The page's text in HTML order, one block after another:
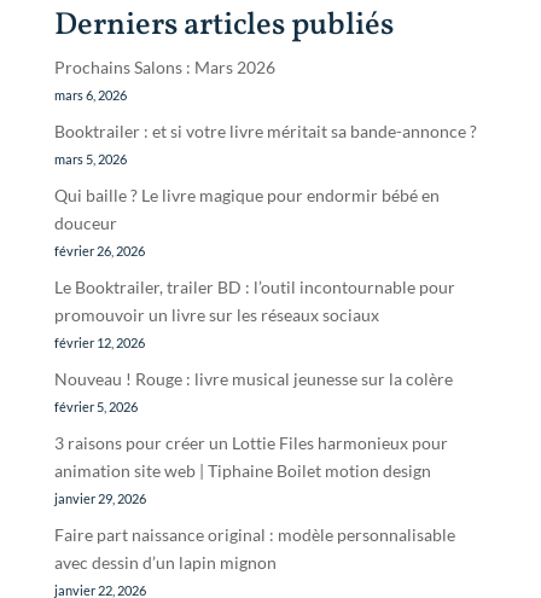
Derniers articles publiés
Prochains Salons : Mars 2026
mars 6, 2026
Booktrailer : et si votre livre méritait sa bande-annonce ?
mars 5, 2026
Qui baille ? Le livre magique pour endormir bébé en
douceur
février 26, 2026
Le Booktrailer, trailer BD : l’outil incontournable pour
promouvoir un livre sur les réseaux sociaux
février 12, 2026
Nouveau ! Rouge : livre musical jeunesse sur la colère
février 5, 2026
3 raisons pour créer un Lottie Files harmonieux pour
animation site web | Tiphaine Boilet motion design
janvier 29, 2026
Faire part naissance original : modèle personnalisable
avec dessin d’un lapin mignon
janvier 22, 2026